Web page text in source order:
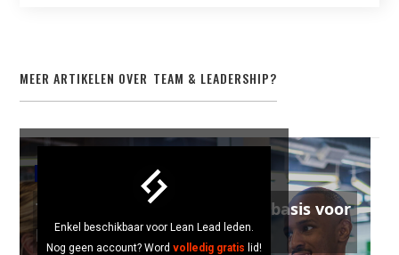
MEER ARTIKELEN OVER TEAM & LEADERSHIP?
Tenneco: standaard werk, de basis voor
lean leadership!
Enkel beschikbaar voor Lean Lead leden.
Nog geen account? Wordvolledig gratis lid!